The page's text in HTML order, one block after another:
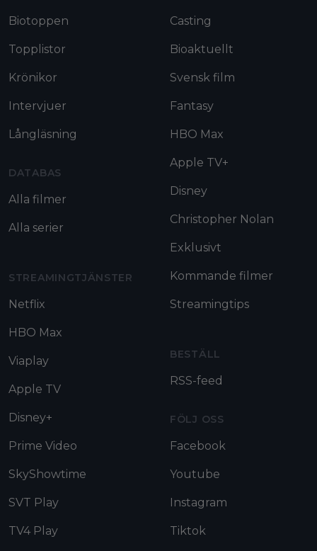
Biotoppen
Topplistor
Krönikor
Intervjuer
Långläsning
DATABAS
Alla filmer
Alla serier
STREAMINGTJÄNSTER
Netflix
HBO Max
Viaplay
Apple TV
Disney+
Prime Video
SkyShowtime
SVT Play
TV4 Play
Casting
Bioaktuellt
Svensk film
Fantasy
HBO Max
Apple TV+
Disney
Christopher Nolan
Exklusivt
Kommande filmer
Streamingtips
BESTÄLL
RSS-feed
FÖLJ OSS
Facebook
Youtube
Instagram
Tiktok